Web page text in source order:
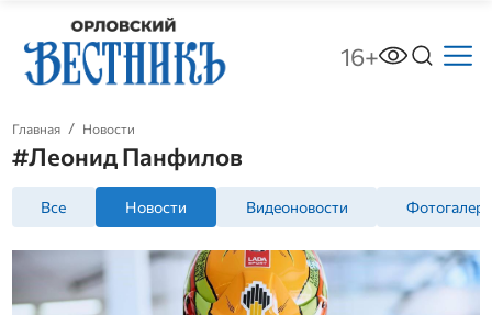
16+
Главная Новости
#Леонид Панфилов
Все Новости Видеоновости